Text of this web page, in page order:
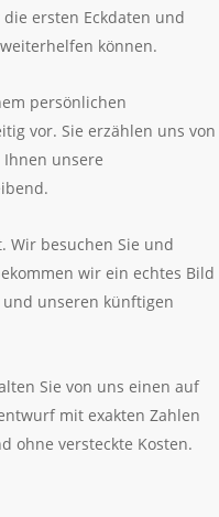
ersten Eckdaten und
können.
persönlichen
vor. Sie erzählen uns von
unsere
Wir besuchen Sie und
wir ein echtes Bild
unseren künftigen
Sie von uns einen auf
mit exakten Zahlen
ohne versteckte Kosten.